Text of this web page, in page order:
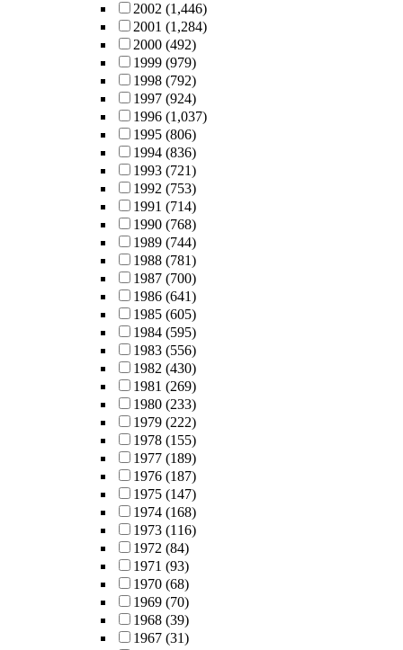
2002 (1,446)
2001 (1,284)
2000 (492)
1999 (979)
1998 (792)
1997 (924)
1996 (1,037)
1995 (806)
1994 (836)
1993 (721)
1992 (753)
1991 (714)
1990 (768)
1989 (744)
1988 (781)
1987 (700)
1986 (641)
1985 (605)
1984 (595)
1983 (556)
1982 (430)
1981 (269)
1980 (233)
1979 (222)
1978 (155)
1977 (189)
1976 (187)
1975 (147)
1974 (168)
1973 (116)
1972 (84)
1971 (93)
1970 (68)
1969 (70)
1968 (39)
1967 (31)